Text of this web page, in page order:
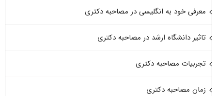
معرفی خود به انگلیسی در مصاحبه دکتری
تاثیر دانشگاه ارشد در مصاحبه دکتری
تجربیات مصاحبه دکتری
زمان مصاحبه دکتری